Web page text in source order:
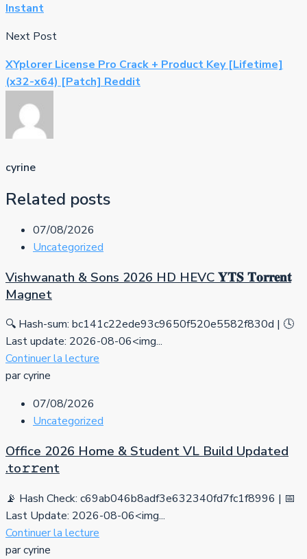
Instant
Next Post
XYplorer License Pro Crack + Product Key [Lifetime]
(x32-x64) [Patch] Reddit
cyrine
Related posts
07/08/2026
Uncategorized
Vishwanath & Sons 2026 HD HEVC 𝐘𝐓𝐒 𝐓𝐨𝐫𝐫𝐞𝐧𝐭
Magnet
🔍 Hash-sum: bc141c22ede93c9650f520e5582f830d | 🕓
Last update: 2026-08-06<img...
Continuer la lecture
par cyrine
07/08/2026
Uncategorized
Office 2026 Home & Student VL Build Updated
.tо𝚛𝚛еnt
📡 Hash Check: c69ab046b8adf3e632340fd7fc1f8996 | 📅
Last Update: 2026-08-06<img...
Continuer la lecture
par cyrine